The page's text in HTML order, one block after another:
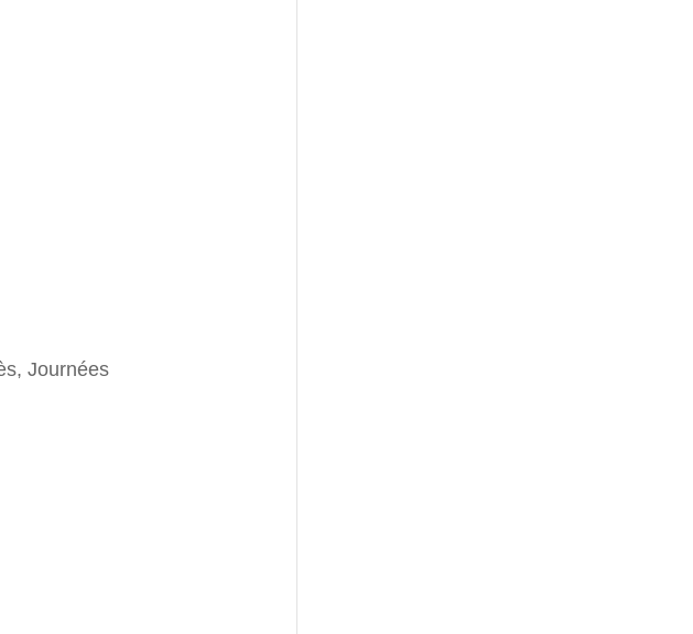
Journées